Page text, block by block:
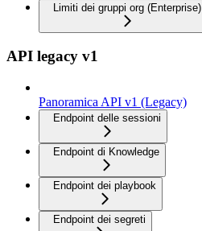
Limiti dei gruppi org (Enterprise)
API legacy v1
Panoramica API v1 (Legacy)
Endpoint delle sessioni
Endpoint di Knowledge
Endpoint dei playbook
Endpoint dei segreti